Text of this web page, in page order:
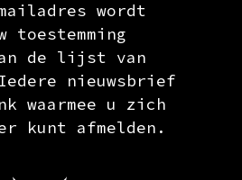
wordt
toestemming
de lijst van
nieuwsbrief
waarmee u zich
kunt afmelden.